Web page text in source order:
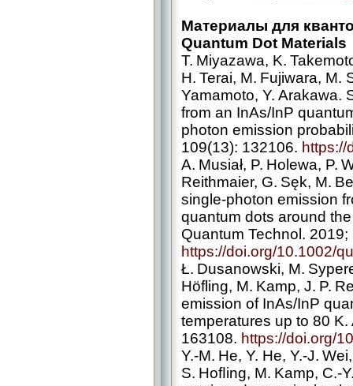
Материалы для
Quantum Dot Materials
T. Miyazawa, K.
H. Terai, M. Fujiwara, M.
Yamamoto, Y. Arakawa.
from an InAs/InP
photon emission
109(13): 132106.
A. Musiał, P. Holewa, P.
Reithmaier, G. Sęk, M.
single-photon emission
quantum dots around
Quantum Technol.
https://doi.org/10.1002/
Ł. Dusanowski, M.
Höfling, M. Kamp, J. P.
emission of InAs/InP
temperatures up to 80
163108. https://doi.org/
Y.-M. He, Y. He, Y.-J.
S. Hoﬂing, M. Kamp, C.-